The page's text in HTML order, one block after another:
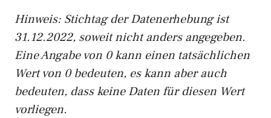
Hinweis: Stichtag der Datenerhebung ist
31.12.2022, soweit nicht anders angegeben.
Eine Angabe von 0 kann einen tatsächlichen
Wert von 0 bedeuten, es kann aber auch
bedeuten, dass keine Daten für diesen Wert
vorliegen.